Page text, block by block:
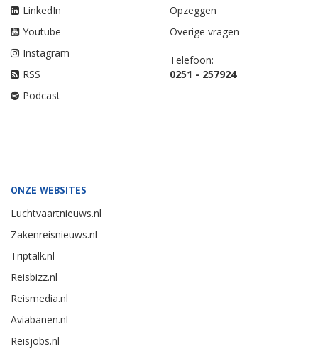
LinkedIn
Youtube
Instagram
RSS
Podcast
Opzeggen
Overige vragen
Telefoon:
0251 - 257924
ONZE WEBSITES
Luchtvaartnieuws.nl
Zakenreisnieuws.nl
Triptalk.nl
Reisbizz.nl
Reismedia.nl
Aviabanen.nl
Reisjobs.nl